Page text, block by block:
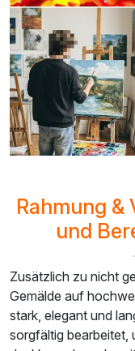
Rahmung &
und
Zusätzlich zu nicht
Gemälde auf
stark, elegant und
sorgfältig bearbeitet,